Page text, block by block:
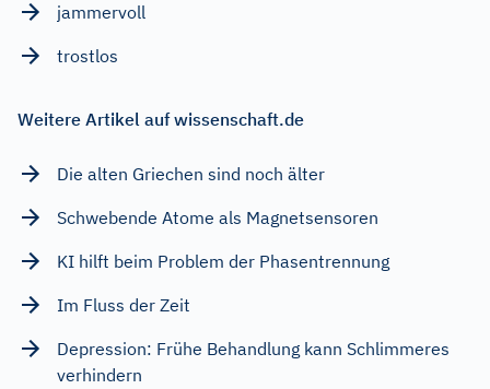
jammervoll
trostlos
Weitere Artikel auf wissenschaft.de
Die alten Griechen sind noch älter
Schwebende Atome als Magnetsensoren
KI hilft beim Problem der Phasentrennung
Im Fluss der Zeit
Depression: Frühe Behandlung kann Schlimmeres
verhindern